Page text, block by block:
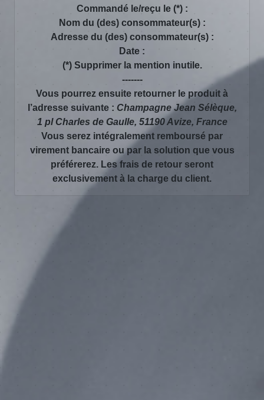
Commandé le/reçu le (*) :
Nom du (des) consommateur(s) :
Adresse du (des) consommateur(s) :
Date :
(*) Supprimer la mention inutile.
-------
Vous pourrez ensuite retourner le produit à
l’adresse suivante : Champagne Jean Sélèque,
1 pl Charles de Gaulle, 51190 Avize, France
Vous serez intégralement remboursé par
virement bancaire ou par la solution que vous
préférerez. Les frais de retour seront
exclusivement à la charge du client.